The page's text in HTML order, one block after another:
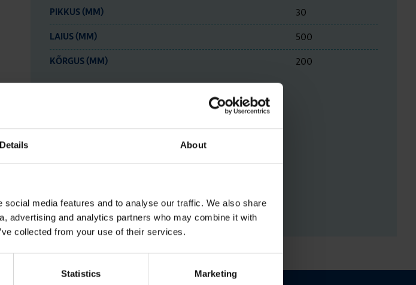
Details About
media features and to analyse our traffic. We also share
advertising and analytics partners who may combine it with
collected from your use of their services.
Statistics Marketing
PIKKUS (MM) 30
LAIUS (MM) 500
KÕRGUS (MM) 200
HINNANGUD JA MÄRGISTUSED